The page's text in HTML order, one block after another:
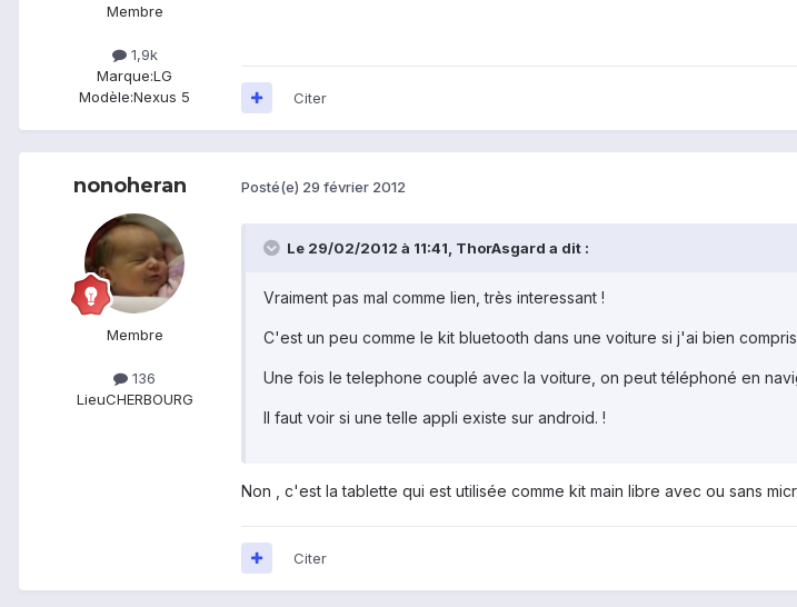
Membre
1,9k
Marque:LG
Modèle:Nexus 5 Citer
nonoheran
Membre
136
LieuCHERBOURG
Posté(e) 29 février 2012
Le 29/02/2012 à 11:41, ThorAsgard a dit :
Vraiment pas mal comme lien, très interessant !
C'est un peu comme le kit bluetooth dans une voiture si j'ai bien
Une fois le telephone couplé avec la voiture, on peut téléphoné en
Il faut voir si une telle appli existe sur android. !
Non , c'est la tablette qui est utilisée comme kit main libre avec ou sans
Citer